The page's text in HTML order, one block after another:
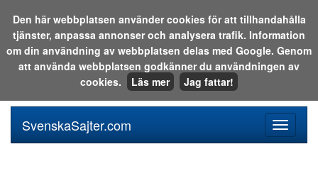
Sök i katalogen eller på webben:
meny
SvenskaSajter.com
Den här webbplatsen använder cookies för att tillhandahålla
tjänster, anpassa annonser och analysera trafik. Information
om din användning av webbplatsen delas med Google. Genom
att använda webbplatsen godkänner du användningen av
cookies.
Läs mer Jag fattar!